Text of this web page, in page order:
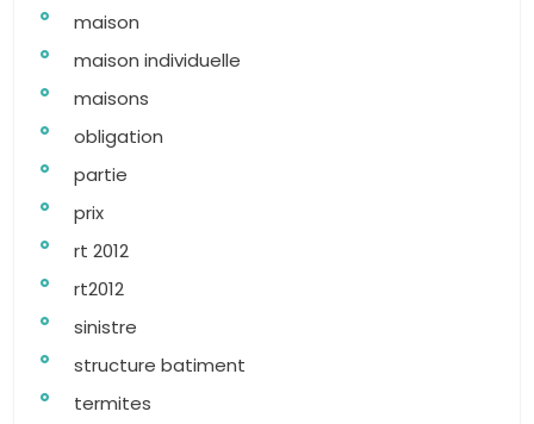
maison
maison individuelle
maisons
obligation
partie
prix
rt 2012
rt2012
sinistre
structure batiment
termites